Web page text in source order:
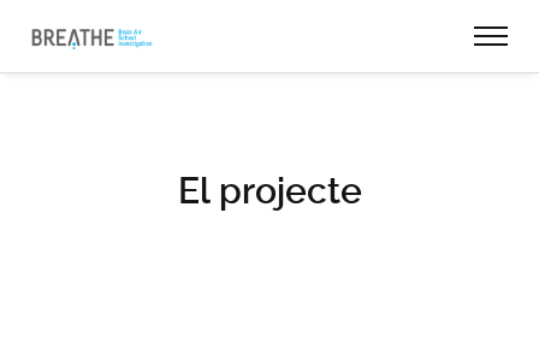
El projecte